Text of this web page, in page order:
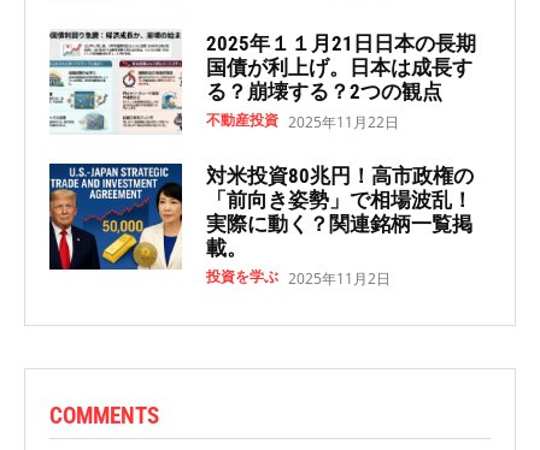
2025年１１月21日日本の長期
国債が利上げ。日本は成長す
る？崩壊する？2つの観点
不動産投資 2025年11月22日
対米投資80兆円！高市政権の
「前向き姿勢」で相場波乱！
実際に動く？関連銘柄一覧掲
載。
投資を学ぶ 2025年11月2日
COMMENTS